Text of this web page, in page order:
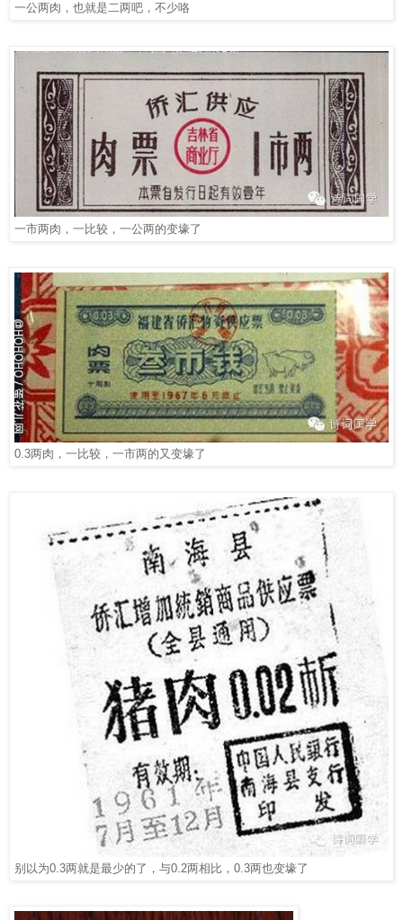
一公两肉，也就是二两吧，不少咯
一市两肉，一比较，一公两的变壕了
0.3两肉，一比较，一市两的又变壕了
别以为0.3两就是最少的了，与0.2两相比， 0.3两也变壕了